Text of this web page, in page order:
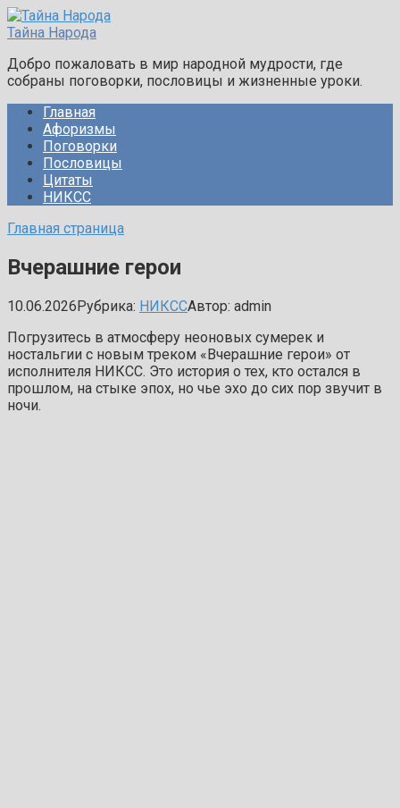
Перейти
к
Тайна Народа
Добро пожаловать в мир народной мудрости, где
собраны поговорки, пословицы и жизненные уроки.
Главная
Афоризмы
Поговорки
Пословицы
Цитаты
НИКСС
Главная страница
Вчерашние герои
10.06.2026Рубрика: НИКССАвтор: admin
Погрузитесь в атмосферу неоновых сумерек и
ностальгии с новым треком «Вчерашние герои» от
исполнителя НИКСС. Это история о тех, кто остался в
прошлом, на стыке эпох, но чье эхо до сих пор звучит в
ночи.